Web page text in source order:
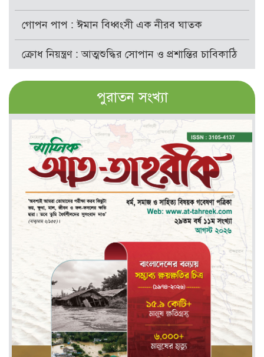
গোপন পাপ : ঈমান বিধ্বংসী এক নীরব ঘাতক
ক্রোধ নিয়ন্ত্রণ : আত্মশুদ্ধির সোপান ও প্রশান্তির চাবিকাঠি
পুরাতন সংখ্যা